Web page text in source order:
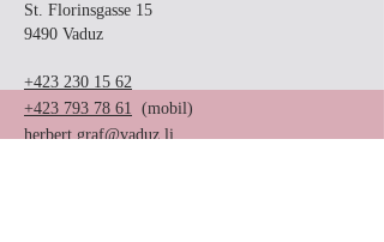
St. Florinsgasse 15
9490 Vaduz
+423 230 15 62
+423 793 78 61 (mobil)
herbert.graf@vaduz.li